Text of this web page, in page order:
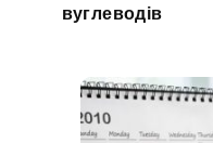
вуглеводів